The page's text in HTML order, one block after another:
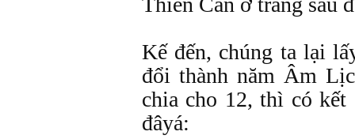
Kế đến, chúng ta lại
đổi thành năm Âm
chia cho 12, thì có
đâyá: